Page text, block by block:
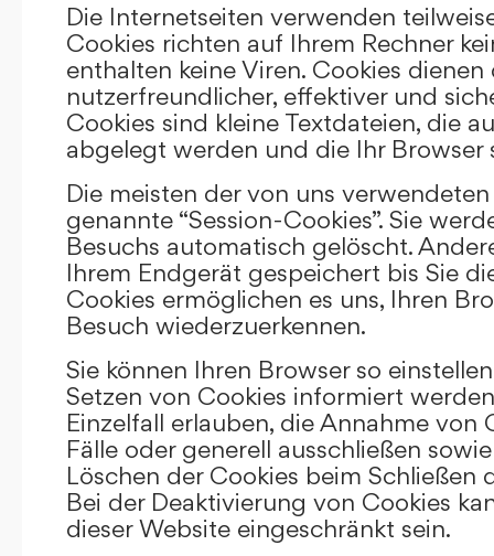
Die Internetseiten verwenden
Cookies richten auf Ihrem Rechner
enthalten keine Viren. Cookies
nutzerfreundlicher, effektiver und
Cookies sind kleine Textdateien, die
abgelegt werden und die Ihr Browser
Die meisten der von uns
genannte “Session-Cookies”. Sie
Besuchs automatisch gelöscht.
Ihrem Endgerät gespeichert bis Sie
Cookies ermöglichen es uns, Ihren
Besuch wiederzuerkennen.
Sie können Ihren Browser so
Setzen von Cookies informiert
Einzelfall erlauben, die Annahme von
Fälle oder generell ausschließen
Löschen der Cookies beim Schließen
Bei der Deaktivierung von Cookies
dieser Website eingeschränkt sein.